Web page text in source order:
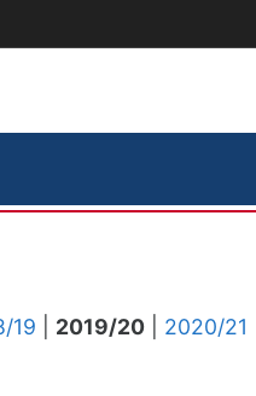
19 2019/20
2020/21